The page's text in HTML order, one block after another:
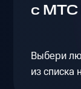
с МТС
Выбери
из списка